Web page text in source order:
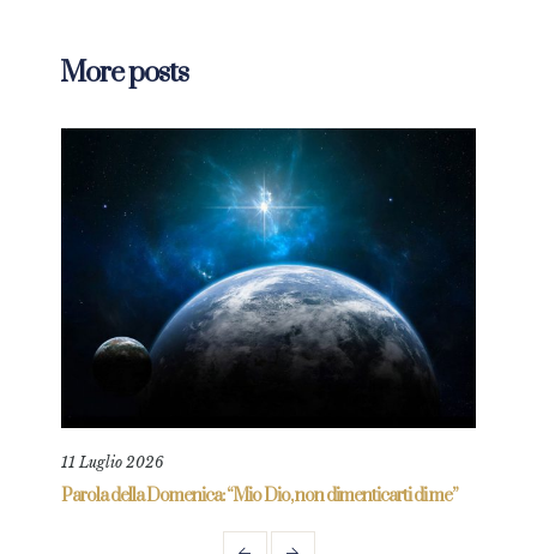
More posts
11 Luglio 2026
Parola della Domenica: “Mio Dio, non dimenticarti di me”